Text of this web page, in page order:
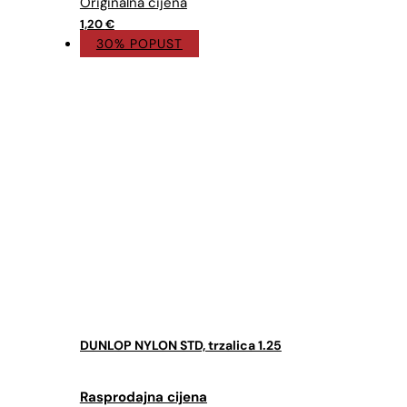
1,20€
je:
1,20 €.
0,84 €.
30% POPUST
DUNLOP NYLON STD, trzalica 1.25
Izvorna
Trenutna